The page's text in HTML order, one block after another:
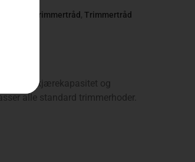
Trimmertråd , Trimmertråd
god skjærekapasitet og
alle standard trimmerhoder.